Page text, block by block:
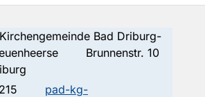
Bad Driburg-
Brunnenstr. 10
pad-kg-